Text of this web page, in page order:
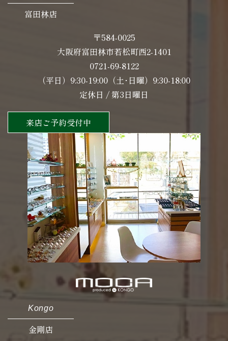
富田林店
〒584-0025
大阪府富田林市若松町西2-1401
0721-69-8122
（平日）9:30-19:00（土･日曜）9:30-18:00
定休日 / 第3日曜日
来店ご予約受付中
Kongo
金剛店